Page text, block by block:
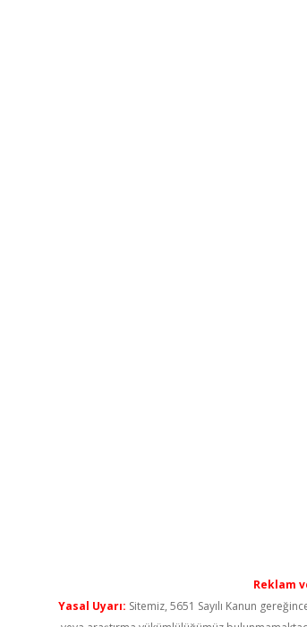
Reklam
Yasal Uyarı: Sitemiz, 5651 Sayılı Kanun